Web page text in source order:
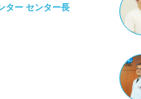
ター センター長